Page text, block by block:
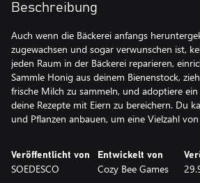
Beschreibung
Auch wenn die Bäckerei anfangs
zugewachsen und sogar verwunschen ist,
jeden Raum in der Bäckerei reparieren,
Sammle Honig aus deinem Bienenstock,
frische Milch zu sammeln, und adoptiere
deine Rezepte mit Eiern zu bereichern. Du
und Pflanzen anbauen, um eine Vielzahl
Veröffentlicht von
SOEDESCO
Entwickelt von
Cozy Bee Games